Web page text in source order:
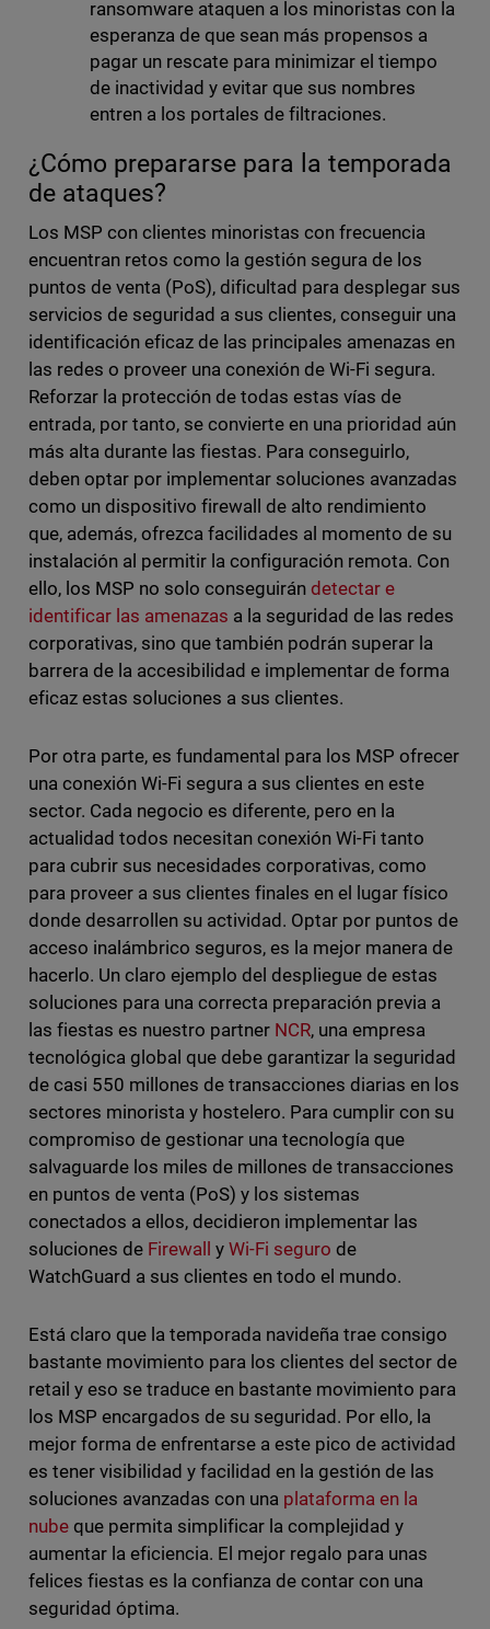
ransomware ataquen a los minoristas con la
esperanza de que sean más propensos a
pagar un rescate para minimizar el tiempo
de inactividad y evitar que sus nombres
entren a los portales de filtraciones.
¿Cómo prepararse para la temporada
de ataques?
Los MSP con clientes minoristas con frecuencia
encuentran retos como la gestión segura de los
puntos de venta (PoS), dificultad para desplegar sus
servicios de seguridad a sus clientes, conseguir una
identificación eficaz de las principales amenazas en
las redes o proveer una conexión de Wi-Fi segura.
Reforzar la protección de todas estas vías de
entrada, por tanto, se convierte en una prioridad aún
más alta durante las fiestas. Para conseguirlo,
deben optar por implementar soluciones avanzadas
como un dispositivo firewall de alto rendimiento
que, además, ofrezca facilidades al momento de su
instalación al permitir la configuración remota. Con
ello, los MSP no solo conseguirándetectar e
identificar las amenazas a la seguridad de las redes
corporativas, sino que también podrán superar la
barrera de la accesibilidad e implementar de forma
eficaz estas soluciones a sus clientes.
Por otra parte, es fundamental para los MSP ofrecer
una conexión Wi-Fi segura a sus clientes en este
sector. Cada negocio es diferente, pero en la
actualidad todos necesitan conexión Wi-Fi tanto
para cubrir sus necesidades corporativas, como
para proveer a sus clientes finales en el lugar físico
donde desarrollen su actividad. Optar por puntos de
acceso inalámbrico seguros, es la mejor manera de
hacerlo. Un claro ejemplo del despliegue de estas
soluciones para una correcta preparación previa a
las fiestas es nuestro partner NCR, una empresa
tecnológica global que debe garantizar la seguridad
de casi 550 millones de transacciones diarias en los
sectores minorista y hostelero. Para cumplir con su
compromiso de gestionar una tecnología que
salvaguarde los miles de millones de transacciones
en puntos de venta (PoS) y los sistemas
conectados a ellos, decidieron implementar las
soluciones de Firewall y Wi-Fi seguro de
WatchGuard a sus clientes en todo el mundo.
Está claro que la temporada navideña trae consigo
bastante movimiento para los clientes del sector de
retail y eso se traduce en bastante movimiento para
los MSP encargados de su seguridad. Por ello, la
mejor forma de enfrentarse a este pico de actividad
es tener visibilidad y facilidad en la gestión de las
soluciones avanzadas con una plataforma en la
nubeque permita simplificar la complejidad y
aumentar la eficiencia. El mejor regalo para unas
felices fiestas es la confianza de contar con una
seguridad óptima.